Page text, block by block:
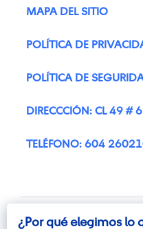
¿Por qué elegimos lo
¿Por qué elegimos lo
MAPA DEL SITIO
POLÍTICA DE
POLÍTICA DE
DIRECCCIÓN: CL 49 #
TELÉFONO: 604